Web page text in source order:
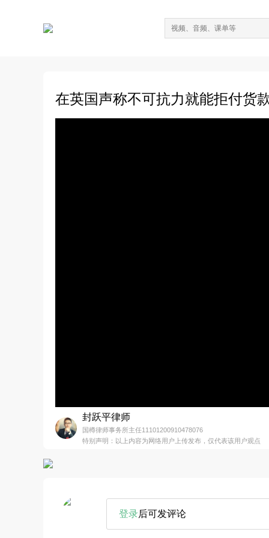
在英国声称不可抗力就能拒付货
封跃平律师
国樽律师事务所主任11101200910478076
特别声明：以上内容为网络用户上传发布，仅代表该用户观点
登录后可发评论